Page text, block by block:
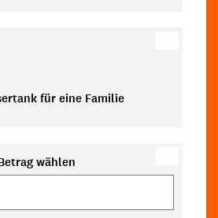
für eine Familie
wählen